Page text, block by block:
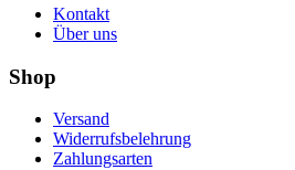
Kontakt
Über uns
Shop
Versand
Widerrufsbelehrung
Zahlungsarten